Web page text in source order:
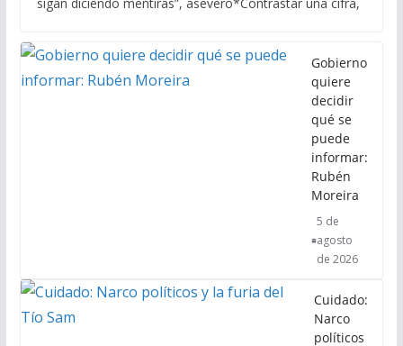
sigan diciendo mentiras”, aseveró*Contrastar una cifra,
Gobierno
quiere
decidir
qué se
puede
informar:
Rubén
Moreira
5 de
agosto
de 2026
Cuidado:
Narco
políticos